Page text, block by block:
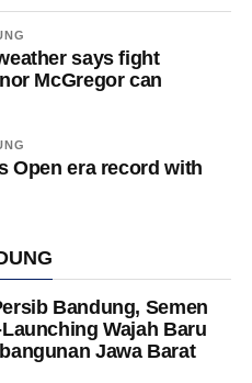
says fight
McGregor can
Open era record with
Bandung, Semen
Wajah Baru
Jawa Barat